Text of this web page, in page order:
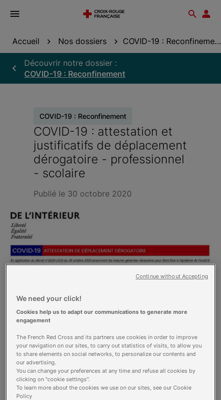
Ouvrir
Accueil Nos dossiers COVID-19 : Reconfinement
Découvrir notre dossier :
COVID-19 : Reconfinement
COVID-19 : Reconfinement
COVID-19 : attestation et
justificatifs de déplacement
dérogatoire - professionnel
- scolaire
Publié le 30 octobre 2020
Le mercredi 28 octobre au soir, le
Président de la République annonçait de
nouvelles mesures strictes pour lutter
contre la propagation exponentielle du
Covid-19 sur le territoire français. Un
reconfinement national a ainsi été
décidé, effectif à partir du jeudi 29
We need your click!
Cookies help us to adapt our communications to generate more
engagement
The French Red Cross and its partners use cookies in order to improve
your navigation on our sites, to carry out statistics of visits, to allow you
to share elements on social networks, to personalize our contents and
our advertising.
You can change your preferences at any time and refuse all cookies by
clicking on "cookie settings".
To learn more about the cookies we use on our sites, see our Cookie
Policy
Continue without Accepting